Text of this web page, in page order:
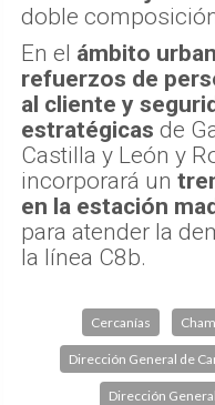
doble
En el ámbito
refuerzos de
al cliente y
estratégicas de
Castilla y León y
incorporará un
en la estación
para atender la
la línea C8b.
Cercanías
Dirección General de
Dirección